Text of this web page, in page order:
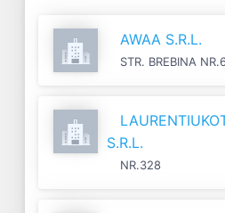
AWAA S.R.L.
STR. BREBINA
S.R.L.
NR.328